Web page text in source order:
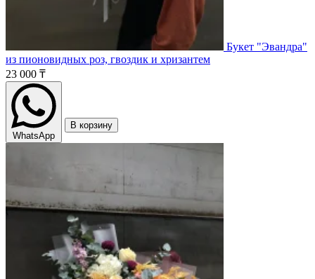
Букет "Эвандра"
из пионовидных роз, гвоздик и хризантем
23 000 ₸
WhatsApp
В корзину